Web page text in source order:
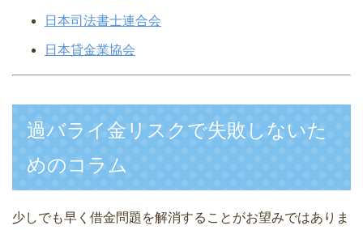
日本司法書士連合会
日本貸金業協会
過バライ金リスクで失敗しないた
めのコラム
少しでも早く借金問題を解消することがお望みではありま